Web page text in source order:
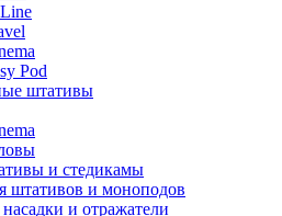
Pod
штативы
и стедикамы
штативов и моноподов
и отражатели